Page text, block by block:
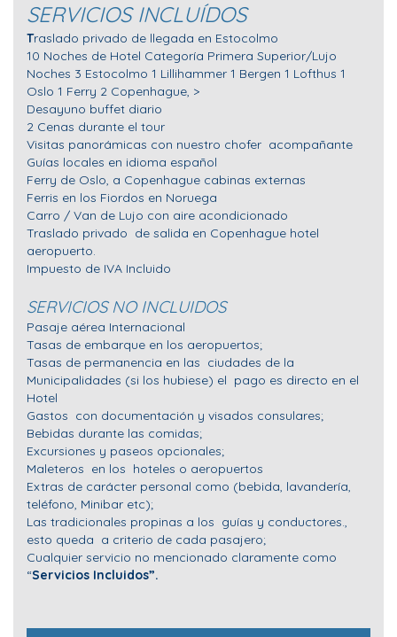
SERVICIOS INCLUÍDOS
Traslado privado de llegada en Estocolmo
10 Noches de Hotel Categoría Primera Superior/Lujo
Noches 3 Estocolmo 1 Lillihammer 1 Bergen 1 Lofthus 1
Oslo 1 Ferry 2 Copenhague, >
Desayuno buffet diario
2 Cenas durante el tour
Visitas panorámicas con nuestro chofer acompañante
Guías locales en idioma español
Ferry de Oslo, a Copenhague cabinas externas
Ferris en los Fiordos en Noruega
Carro / Van de Lujo con aire acondicionado
Traslado privado de salida en Copenhague hotel
aeropuerto.
Impuesto de IVA Incluido
SERVICIOS NO INCLUIDOS
Pasaje aérea Internacional
Tasas de embarque en los aeropuertos;
Tasas de permanencia en las ciudades de la
Municipalidades (si los hubiese) el pago es directo en el
Hotel
Gastos con documentación y visados consulares;
Bebidas durante las comidas;
Excursiones y paseos opcionales;
Maleteros en los hoteles o aeropuertos
Extras de carácter personal como (bebida, lavandería,
teléfono, Minibar etc);
Las tradicionales propinas a los guías y conductores.,
esto queda a criterio de cada pasajero;
Cualquier servicio no mencionado claramente como
“Servicios Incluidos”.